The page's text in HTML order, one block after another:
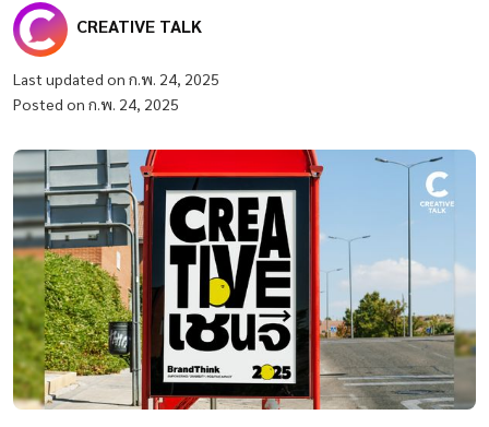
CREATIVE TALK
Last updated on ก.พ. 24, 2025
Posted on ก.พ. 24, 2025